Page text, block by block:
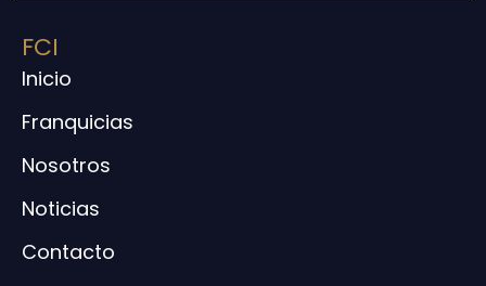
FCI
Inicio
Franquicias
Nosotros
Noticias
Contacto